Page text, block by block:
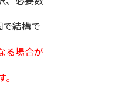
結構で
る場合が